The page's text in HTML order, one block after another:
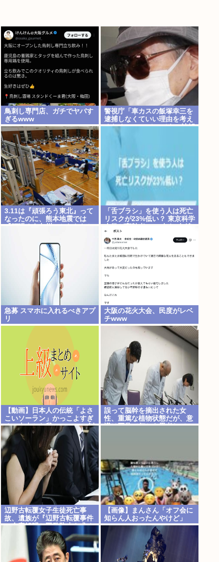
鳥刺し専門店、ガチでヤバす
ぎるwww
警視庁「車カスの飯塚幸三を
逮捕しなくていい理由を考え
るために1000ページもの法解
釈書を読んだ」
3.11は『頑張ろう東北』って
なったのに、熊本地震では
「舌ブラシ」を使う人は死亡
リスクが23%低い？ 東京科学
跡した研究を歯科医が解説
急募 スマホに入れるべきアプ
リ
大阪の花火大会、民度がレベ
チwww
【動画】日本人の伝統「よさ
こいソーラン」かっこよすぎ
る。古来から我々のDNAに刻
まれた踊り
誤って脳幹を摘出された女
性、重篤な植物状態だが、意
識は正常で何かを思考してい
辺野古転覆女子生徒死亡事
故、遺族が『辺野古転覆事件
の全容解明と再発防止を求め
る会』を設立
【画像】まんさん「オフ会に
知らん人おったんやけど」